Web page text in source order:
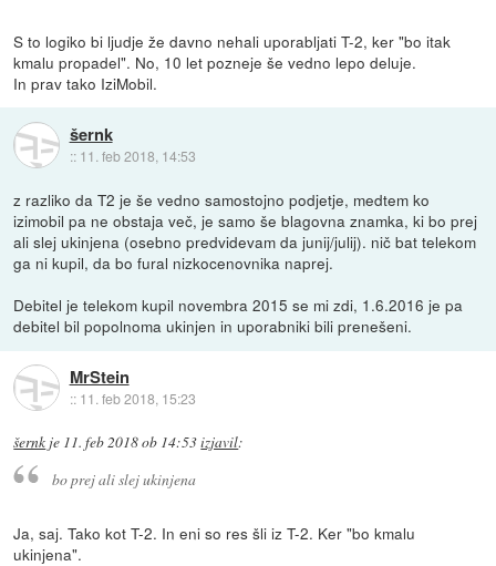
S to logiko bi ljudje že davno nehali uporabljati T-2, ker "bo itak
kmalu propadel". No, 10 let pozneje še vedno lepo deluje.
In prav tako IziMobil.
šernk
:: 11. feb 2018, 14:53
z razliko da T2 je še vedno samostojno podjetje, medtem ko
izimobil pa ne obstaja več, je samo še blagovna znamka, ki bo prej
ali slej ukinjena (osebno predvidevam da junij/julij). nič bat telekom
ga ni kupil, da bo fural nizkocenovnika naprej.
Debitel je telekom kupil novembra 2015 se mi zdi, 1.6.2016 je pa
debitel bil popolnoma ukinjen in uporabniki bili prenešeni.
MrStein
:: 11. feb 2018, 15:23
šernk je 11. feb 2018 ob 14:53izjavil:
bo prej ali slej ukinjena
Ja, saj. Tako kot T-2. In eni so res šli iz T-2. Ker "bo kmalu
ukinjena".